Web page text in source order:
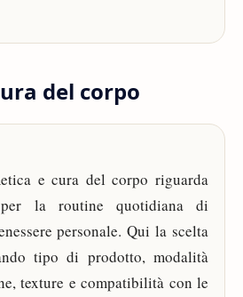
del corpo
e cura del corpo riguarda
la routine quotidiana di
personale. Qui la scelta
tipo di prodotto, modalità
texture e compatibilità con le